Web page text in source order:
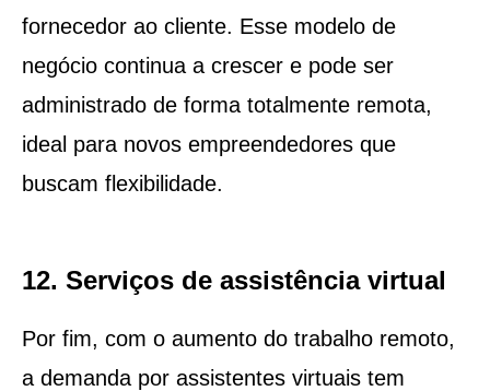
fornecedor ao cliente. Esse modelo de
negócio continua a crescer e pode ser
administrado de forma totalmente remota,
ideal para novos empreendedores que
buscam flexibilidade.
12. Serviços de assistência virtual
Por fim, com o aumento do trabalho remoto,
a demanda por assistentes virtuais tem